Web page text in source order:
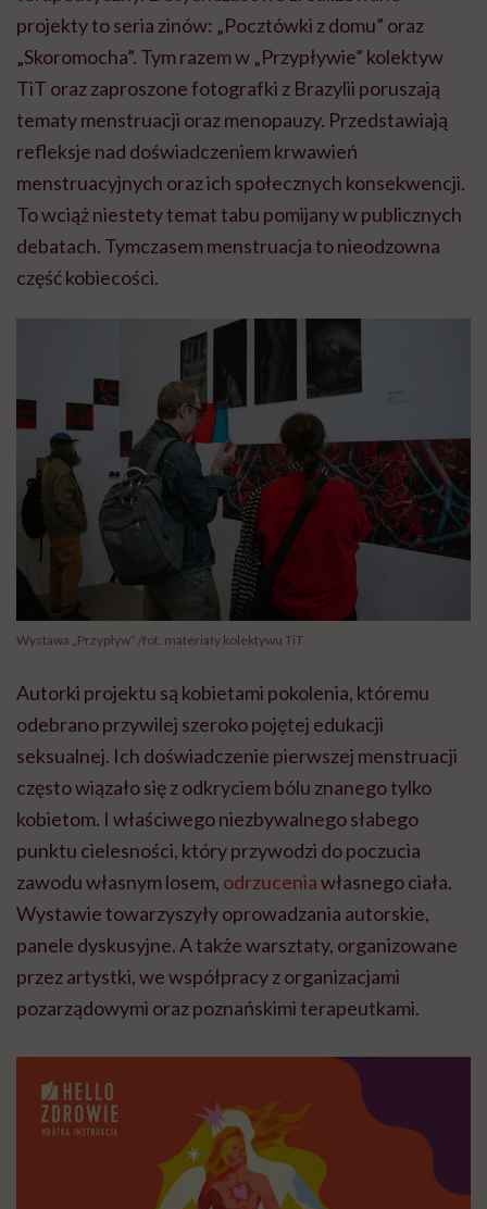
projekty to seria zinów: „Pocztówki z domu” oraz
„Skoromocha”. Tym razem w „Przypływie” kolektyw
TiT oraz zaproszone fotografki z Brazylii poruszają
tematy menstruacji oraz menopauzy. Przedstawiają
refleksje nad doświadczeniem krwawień
menstruacyjnych oraz ich społecznych konsekwencji.
To wciąż niestety temat tabu pomijany w publicznych
debatach. Tymczasem menstruacja to nieodzowna
część kobiecości.
Wystawa „Przypływ” /fot. materiały kolektywu TiT
Autorki projektu są kobietami pokolenia, któremu
odebrano przywilej szeroko pojętej edukacji
seksualnej. Ich doświadczenie pierwszej menstruacji
często wiązało się z odkryciem bólu znanego tylko
kobietom. I właściwego niezbywalnego słabego
punktu cielesności, który przywodzi do poczucia
zawodu własnym losem, odrzuceniawłasnego ciała.
Wystawie towarzyszyły oprowadzania autorskie,
panele dyskusyjne. A także warsztaty, organizowane
przez artystki, we współpracy z organizacjami
pozarządowymi oraz poznańskimi terapeutkami.